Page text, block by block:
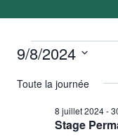
Évènements
for
9/8/2024
une
Toute la journée
Stage
8 juillet 2024-